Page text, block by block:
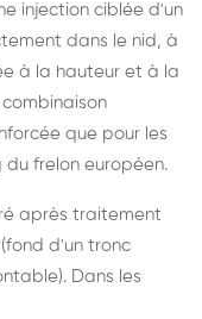
injection ciblée d'un
dans le nid, à
à la hauteur et à la
que pour les
frelon européen.
après traitement
d'un tronc
Dans les